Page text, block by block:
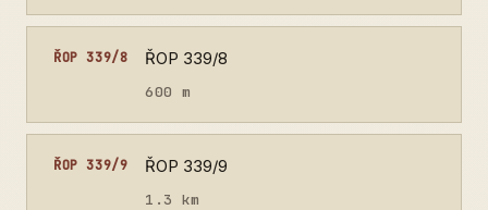
ŘOP 339/8 ŘOP 339/8
600 m
ŘOP 339/9 ŘOP 339/9
1.3 km